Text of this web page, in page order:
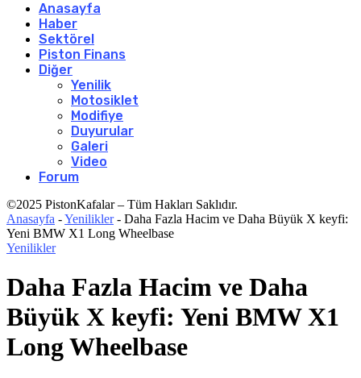
Anasayfa
Haber
Sektörel
Piston Finans
Diğer
Yenilik
Motosiklet
Modifiye
Duyurular
Galeri
Video
Forum
©2025 PistonKafalar – Tüm Hakları Saklıdır.
Anasayfa -Yenilikler- Daha Fazla Hacim ve Daha Büyük X keyfi:
Yeni BMW X1 Long Wheelbase
Yenilikler
Daha Fazla Hacim ve Daha
Büyük X keyfi: Yeni BMW X1
Long Wheelbase